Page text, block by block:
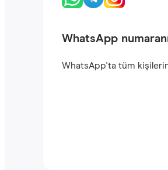
WhatsApp
WhatsApp'ta tüm